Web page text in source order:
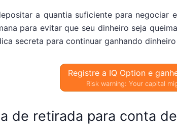
a quantia suficiente para negociar
para evitar que seu dinheiro seja
secreta para continuar ganhando
Registre a IQ Option e
Risk warning: Your capital
de retirada para conta